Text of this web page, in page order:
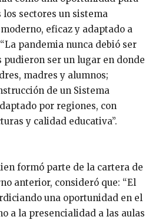
sectores un sistema
eficaz y adaptado a
pandemia nunca debió ser
pudieron ser un lugar en donde
madres y alumnos;
de un Sistema
por regiones, con
y calidad educativa”.
formó parte de la cartera de
anterior, consideró que: “El
una oportunidad en el
a la presencialidad a las aulas